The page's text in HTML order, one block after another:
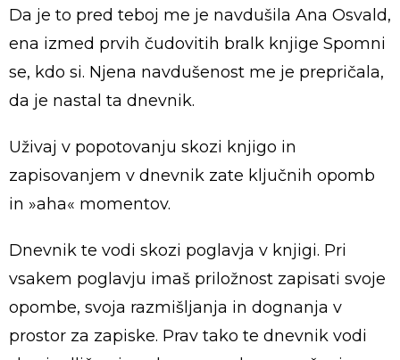
Da je to pred teboj me je navdušila Ana Osvald,
ena izmed prvih čudovitih bralk knjige Spomni
se, kdo si. Njena navdušenost me je prepričala,
da je nastal ta dnevnik.
Uživaj v popotovanju skozi knjigo in
zapisovanjem v dnevnik zate ključnih opomb
in »aha« momentov.
Dnevnik te vodi skozi poglavja v knjigi. Pri
vsakem poglavju imaš priložnost zapisati svoje
opombe, svoja razmišljanja in dognanja v
prostor za zapiske. Prav tako te dnevnik vodi